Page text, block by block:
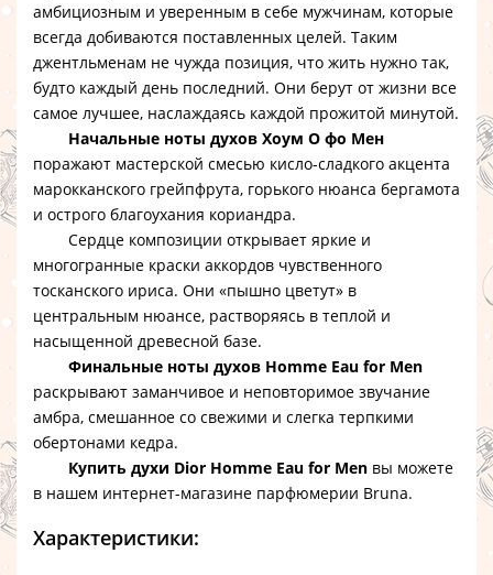
амбициозным и уверенным в себе мужчинам, которые
всегда добиваются поставленных целей. Таким
джентльменам не чужда позиция, что жить нужно так,
будто каждый день последний. Они берут от жизни все
самое лучшее, наслаждаясь каждой прожитой минутой.
Начальные ноты духов Хоум О фо Мен
поражают мастерской смесью кисло-сладкого акцента
марокканского грейпфрута, горького нюанса бергамота
и острого благоухания кориандра.
Сердце композиции открывает яркие и
многогранные краски аккордов чувственного
тосканского ириса. Они «пышно цветут» в
центральным нюансе, растворяясь в теплой и
насыщенной древесной базе.
Финальные ноты духов Homme Eau for Men
раскрывают заманчивое и неповторимое звучание
амбра, смешанное со свежими и слегка терпкими
обертонами кедра.
Купить духи Dior Homme Eau for Men вы можете
в нашем интернет-магазине парфюмерии Bruna.
Характеристики: